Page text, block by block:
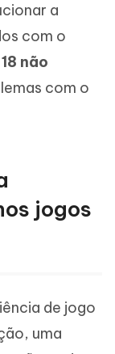
a
com o
não
com o
jogos
de jogo
uma